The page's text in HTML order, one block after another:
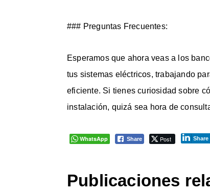
### Preguntas Frecuentes:
Esperamos que ahora veas a los
tus sistemas eléctricos, trabajando
eficiente. Si tienes curiosidad sobre
instalación, quizá sea hora de
WhatsApp Share Post Share
Publicaciones